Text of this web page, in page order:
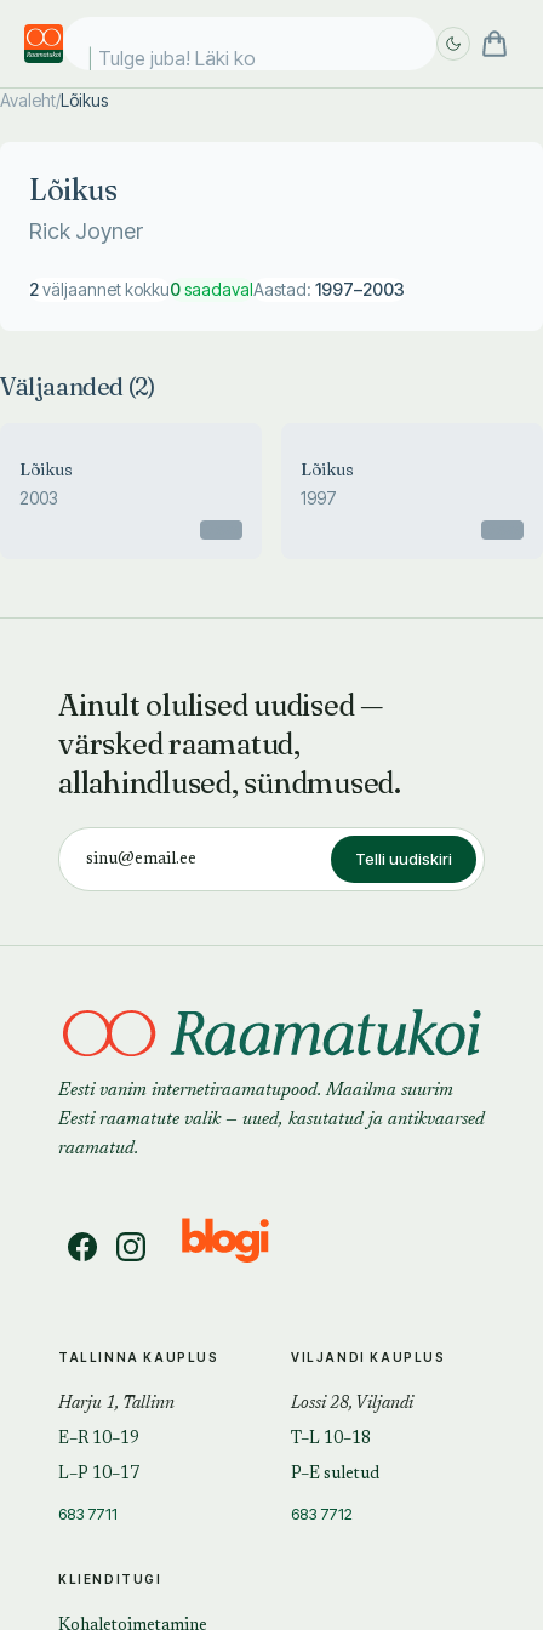
Tulge juba! Läki koo
Avaleht/Lõikus
Lõikus
Rick Joyner
2väljaannet kokku0saadavalAastad: 1997–2003
Väljaanded (2)
Lõikus
2003
Lõikus
1997
Ainult olulised uudised —
värsked raamatud,
allahindlused, sündmused.
Telli uudiskiri
Eesti vanim internetiraamatupood. Maailma suurim
Eesti raamatute valik — uued, kasutatud ja antikvaarsed
raamatud.
KLIENDITUGI
TALLINNA KAUPLUS
Harju 1, Tallinn
E–R 10–19
L–P 10–17
683 7711
VILJANDI KAUPLUS
Lossi 28, Viljandi
T–L 10–18
P–E suletud
683 7712